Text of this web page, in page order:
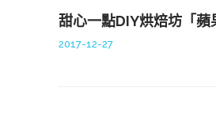
甜心一點DIY烘焙坊「蘋
2017-12-27